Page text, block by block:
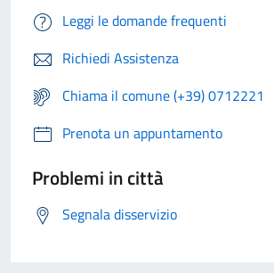
Leggi le domande frequenti
Richiedi Assistenza
Chiama il comune (+39) 0712221
Prenota un appuntamento
Problemi in città
Segnala disservizio